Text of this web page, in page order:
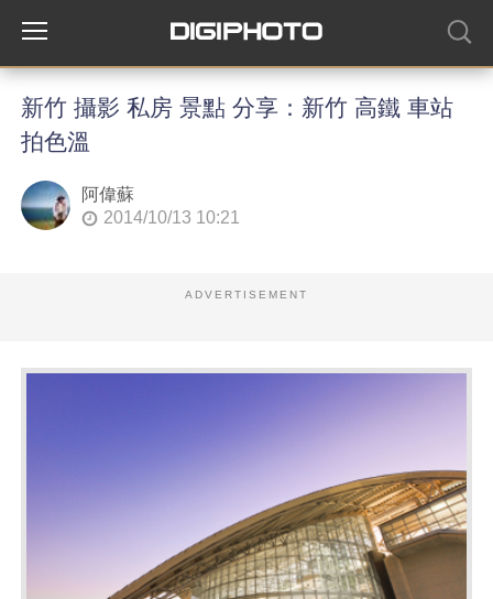
新竹 攝影 私房 景點 分享：新竹 高鐵 車站
拍色溫
阿偉蘇
2014/10/13 10:21
ADVERTISEMENT